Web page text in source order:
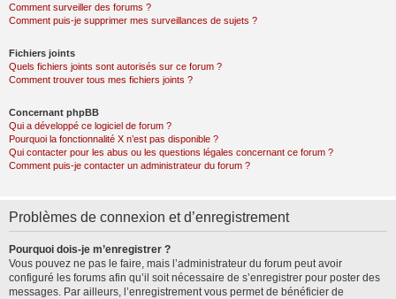
Comment surveiller des forums ?
Comment puis-je supprimer mes surveillances de sujets ?
Fichiers joints
Quels fichiers joints sont autorisés sur ce forum ?
Comment trouver tous mes fichiers joints ?
Concernant phpBB
Qui a développé ce logiciel de forum ?
Pourquoi la fonctionnalité X n’est pas disponible ?
Qui contacter pour les abus ou les questions légales concernant ce forum ?
Comment puis-je contacter un administrateur du forum ?
Problèmes de connexion et d’enregistrement
Pourquoi dois-je m’enregistrer ?
Vous pouvez ne pas le faire, mais l’administrateur du forum peut avoir
configuré les forums afin qu’il soit nécessaire de s’enregistrer pour poster des
messages. Par ailleurs, l’enregistrement vous permet de bénéficier de